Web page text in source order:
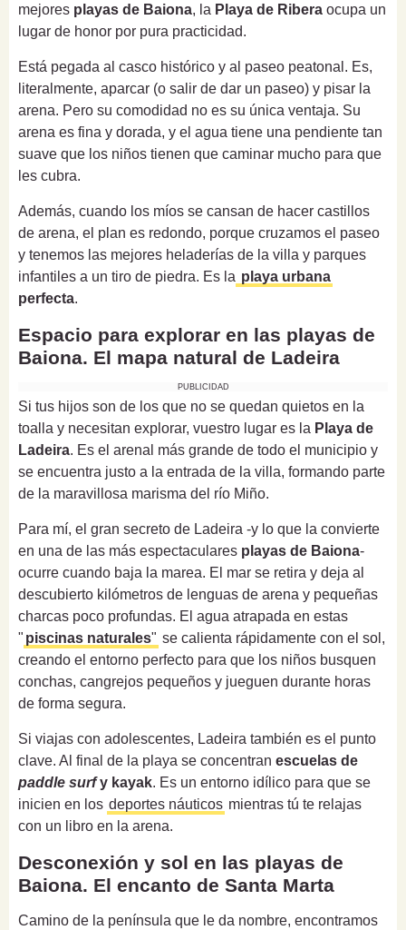
mejores playas de Baiona, la Playa de Ribera ocupa un
lugar de honor por pura practicidad.
Está pegada al casco histórico y al paseo peatonal. Es,
literalmente, aparcar (o salir de dar un paseo) y pisar la
arena. Pero su comodidad no es su única ventaja. Su
arena es fina y dorada, y el agua tiene una pendiente tan
suave que los niños tienen que caminar mucho para que
les cubra.
Además, cuando los míos se cansan de hacer castillos
de arena, el plan es redondo, porque cruzamos el paseo
y tenemos las mejores heladerías de la villa y parques
infantiles a un tiro de piedra. Es la playa urbana
perfecta.
Espacio para explorar en las playas de
Baiona. El mapa natural de Ladeira
PUBLICIDAD
Si tus hijos son de los que no se quedan quietos en la
toalla y necesitan explorar, vuestro lugar es la Playa de
Ladeira. Es el arenal más grande de todo el municipio y
se encuentra justo a la entrada de la villa, formando parte
de la maravillosa marisma del río Miño.
Para mí, el gran secreto de Ladeira -y lo que la convierte
en una de las más espectaculares playas de Baiona-
ocurre cuando baja la marea. El mar se retira y deja al
descubierto kilómetros de lenguas de arena y pequeñas
charcas poco profundas. El agua atrapada en estas
" piscinas naturales" se calienta rápidamente con el sol,
creando el entorno perfecto para que los niños busquen
conchas, cangrejos pequeños y jueguen durante horas
de forma segura.
Si viajas con adolescentes, Ladeira también es el punto
clave. Al final de la playa se concentran escuelas de
paddle surfy kayak. Es un entorno idílico para que se
inicien en los deportes náuticos mientras tú te relajas
con un libro en la arena.
Desconexión y sol en las playas de
Baiona. El encanto de Santa Marta
Camino de la península que le da nombre, encontramos